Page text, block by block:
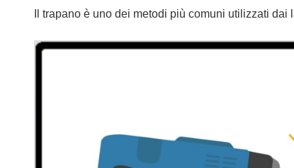
Il trapano è uno dei metodi più comuni utilizzati